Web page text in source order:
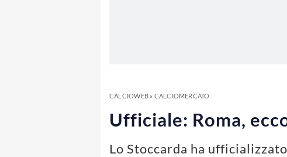
CALCIOWEB» CALCIOMERCATO
Ufficiale: Roma,
Lo Stoccarda ha